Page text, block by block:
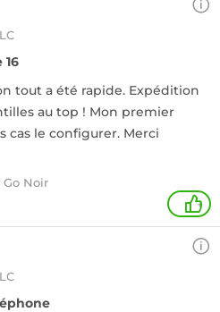
16
tout a été rapide. Expédition
au top ! Mon premier
cas le configurer. Merci
Go Noir
+